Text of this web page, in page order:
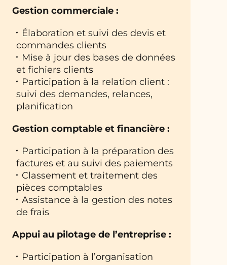
Gestion commerciale :
Élaboration et suivi des devis et
commandes clients
Mise à jour des bases de données
et fichiers clients
Participation à la relation client :
suivi des demandes, relances,
planification
Gestion comptable et financière :
Participation à la préparation des
factures et au suivi des paiements
Classement et traitement des
pièces comptables
Assistance à la gestion des notes
de frais
Appui au pilotage de l’entreprise :
Participation à l’organisation